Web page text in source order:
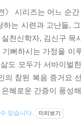
시리즈는 어느 순
는 시련과 고난들,
천신학자, 김신구
뻐하시는 가정을
도 모두가 서바이벌
의 참된 복음 증거요
혜로운 간증이 풍성
있습니다. 미리보기